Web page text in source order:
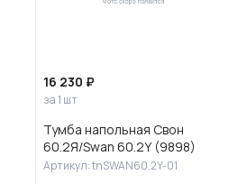
16 230 ₽
за 1 шт
Тумба напольная Свон
60.2Я/Swan 60.2Y (9898)
Артикул: tnSWAN60.2Y-01